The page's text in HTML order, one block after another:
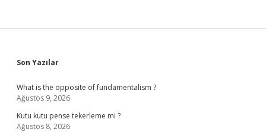
Sidebar
Son Yazılar
What is the opposite of fundamentalism ?
Ağustos 9, 2026
Kutu kutu pense tekerleme mi ?
Ağustos 8, 2026